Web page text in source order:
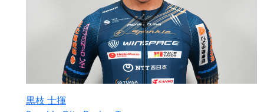
黒枝 士揮